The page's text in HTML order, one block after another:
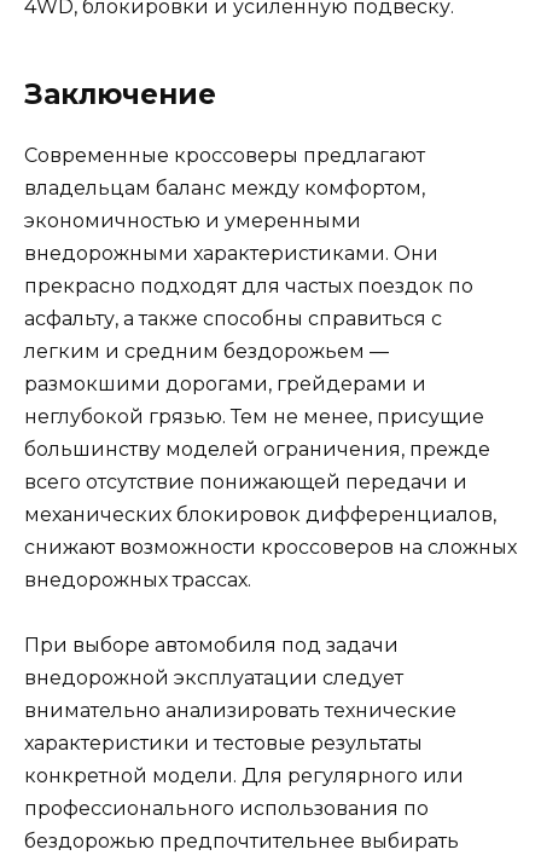
4WD, блокировки и усиленную подвеску.
Заключение
Современные кроссоверы предлагают
владельцам баланс между комфортом,
экономичностью и умеренными
внедорожными характеристиками. Они
прекрасно подходят для частых поездок по
асфальту, а также способны справиться с
легким и средним бездорожьем —
размокшими дорогами, грейдерами и
неглубокой грязью. Тем не менее, присущие
большинству моделей ограничения, прежде
всего отсутствие понижающей передачи и
механических блокировок дифференциалов,
снижают возможности кроссоверов на сложных
внедорожных трассах.
При выборе автомобиля под задачи
внедорожной эксплуатации следует
внимательно анализировать технические
характеристики и тестовые результаты
конкретной модели. Для регулярного или
профессионального использования по
бездорожью предпочтительнее выбирать